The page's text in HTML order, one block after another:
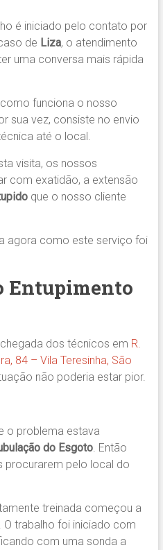
é iniciado pelo contato por
de Liza, o atendimento
uma conversa mais rápida
funciona o nosso
sua vez, consiste no envio
até o local.
visita, os nossos
com exatidão, a extensão
que o nosso cliente
agora como este serviço foi
Entupimento
dos técnicos em R.
84 – Vila Teresinha, São
não poderia estar pior.
o problema estava
do Esgoto. Então
procurarem pelo local do
treinada começou a
trabalho foi iniciado com
com uma sonda a